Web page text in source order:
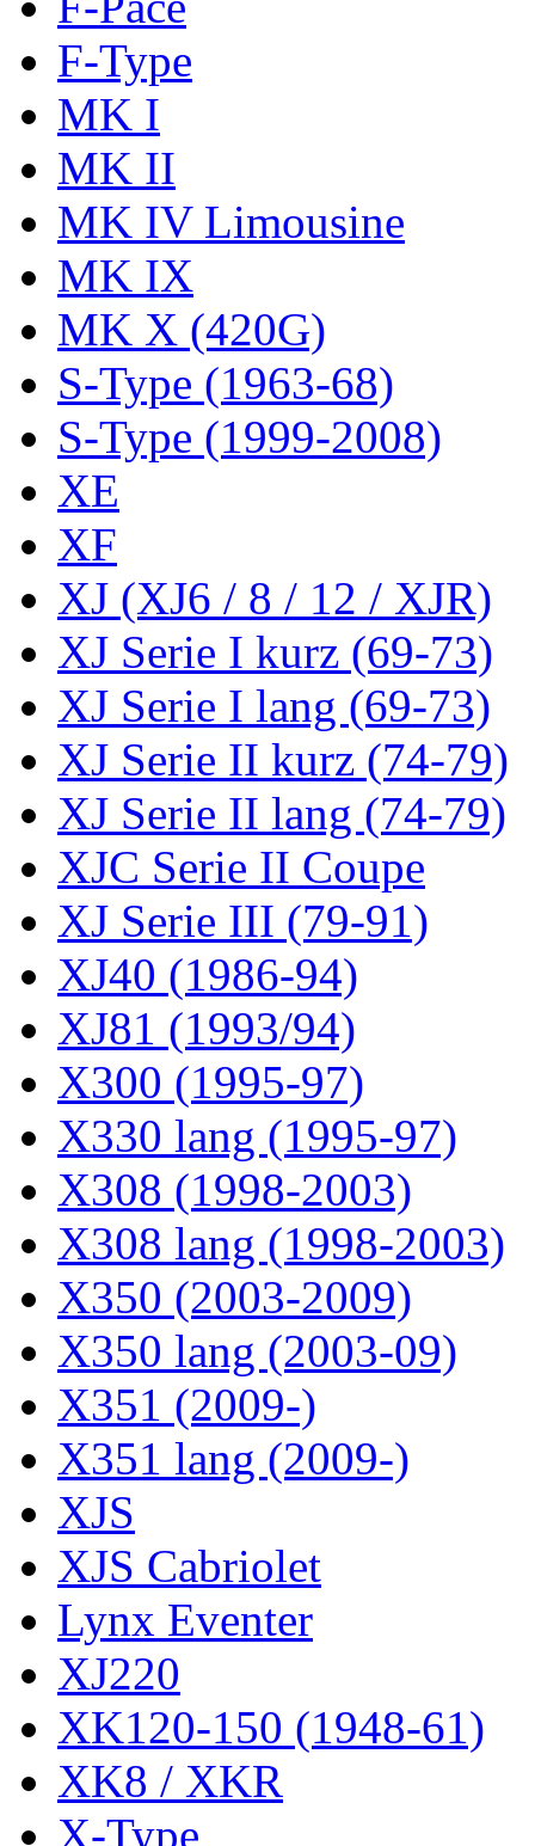
F-Type
MK I
MK II
MK IV Limousine
MK IX
MK X (420G)
S-Type (1963-68)
S-Type (1999-2008)
XE
XF
XJ (XJ6 / 8 / 12 / XJR)
XJ Serie I kurz (69-73)
XJ Serie I lang (69-73)
XJ Serie II kurz (74-79)
XJ Serie II lang (74-79)
XJC Serie II Coupe
XJ Serie III (79-91)
XJ40 (1986-94)
XJ81 (1993/94)
X300 (1995-97)
X330 lang (1995-97)
X308 (1998-2003)
X308 lang (1998-2003)
X350 (2003-2009)
X350 lang (2003-09)
X351 (2009-)
X351 lang (2009-)
XJS
XJS Cabriolet
Lynx Eventer
XJ220
XK120-150 (1948-61)
XK8 / XKR
X-Type